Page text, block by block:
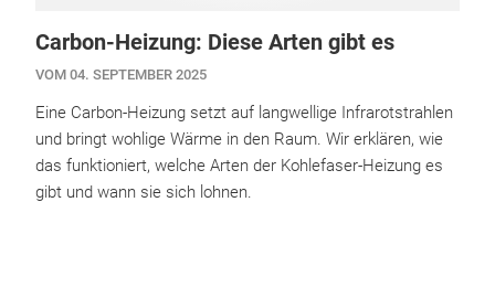
Carbon-Heizung: Diese Arten gibt es
VOM 04. SEPTEMBER 2025
Eine Carbon-Heizung setzt auf langwellige Infrarotstrahlen
und bringt wohlige Wärme in den Raum. Wir erklären, wie
das funktioniert, welche Arten der Kohlefaser-Heizung es
gibt und wann sie sich lohnen.